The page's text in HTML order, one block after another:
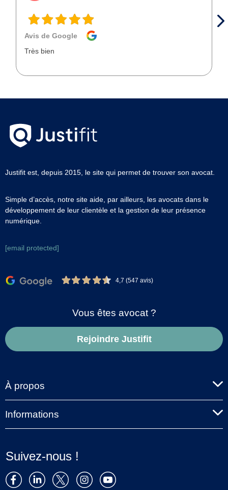
Avis de Google
Très bien
Justifit est, depuis 2015, le site qui permet de trouver son avocat.
Simple d’accès, notre site aide, par ailleurs, les avocats dans le
développement de leur clientèle et la gestion de leur présence
numérique.
[email protected]
4,7 (547 avis)
Vous êtes avocat ?
Rejoindre Justifit
À propos
Informations
Suivez-nous !